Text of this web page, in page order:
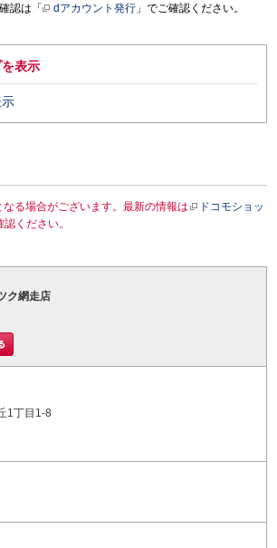
認は「
dアカウント発行 」でご確認ください。
を表示
る場合がございます。最新の情報は
ドコモショッ
ください。
ク網走店
1丁目1-8